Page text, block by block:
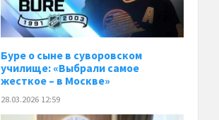
Буре о сыне в суворовском
училище: «Выбрали самое
жесткое – в Москве»
28.03.2026 12:59